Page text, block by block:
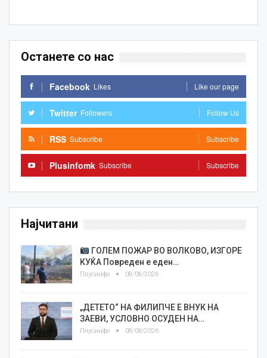
Останете со нас
Facebook Likes Like our page
Twitter Followers Follow Us
RSS Subscribe Subscribe
Plusinfomk Subscribe Subscribe
Најчитани
ГОЛЕМ ПОЖАР ВО ВОЛКОВО, ИЗГОРЕ
КУЌА Повреден е еден…
Плусинфо 08/08/2026
„ДЕТЕТО“ НА ФИЛИПЧЕ Е ВНУК НА
ЗАЕВИ, УСЛОВНО ОСУДЕН НА…
Плусинфо 08/08/2026